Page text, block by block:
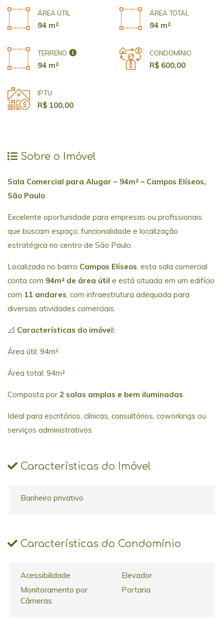
ÁREA ÚTIL
94 m²
ÁREA TOTAL
94 m²
TERRENO
94 m²
CONDOMÍNIO
R$ 600,00
IPTU
R$ 100,00
Sobre o Imóvel
Sala Comercial para Alugar – 94m² – Campos Elíseos,
São Paulo
Excelente oportunidade para empresas ou profissionais
que buscam espaço, funcionalidade e localização
estratégica no centro de São Paulo.
Localizada no bairro Campos Elíseos, esta sala comercial
conta com 94m² de área útil e está situada em um edifício
com 11 andares, com infraestrutura adequada para
diversas atividades comerciais.
📐 Características do imóvel:
Área útil: 94m²
Área total: 94m²
Composta por 2 salas amplas e bem iluminadas
Ideal para escritórios, clínicas, consultórios, coworkings ou
serviços administrativos
Características do Imóvel
Banheiro privativo
Características do Condomínio
Acessibilidade
Elevador
Monitoramento por
Câmeras
Portaria